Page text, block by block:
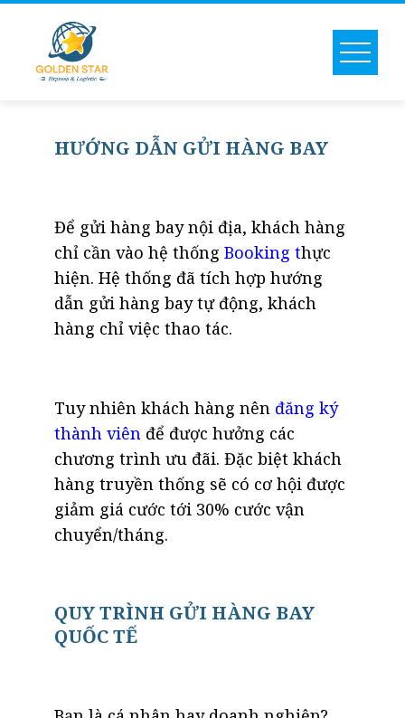
HƯỚNG DẪN GỬI HÀNG BAY
Để gửi hàng bay nội địa, khách hàng
chỉ cần vào hệ thống Booking thực
hiện. Hệ thống đã tích hợp hướng
dẫn gửi hàng bay tự động, khách
hàng chỉ việc thao tác.
Tuy nhiên khách hàng nên đăng ký
thành viên để được hưởng các
chương trình ưu đãi. Đặc biệt khách
hàng truyền thống sẽ có cơ hội được
giảm giá cước tới 30% cước vận
chuyển/tháng.
QUY TRÌNH GỬI HÀNG BAY
QUỐC TẾ